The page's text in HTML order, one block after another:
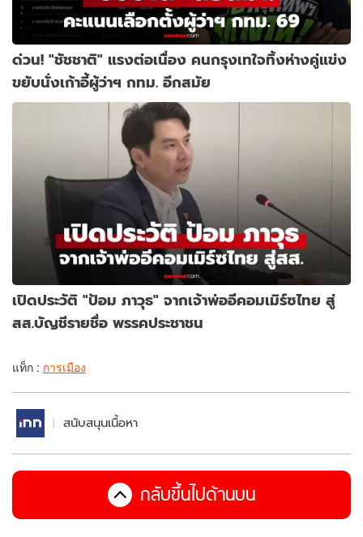
ด่วน! "ชัชชาติ" แรงต่อเนื่อง คนกรุงเทใจทิ้งห่างคู่แข่ง
ขยับนั่งเก้าอี้ผู้ว่าฯ กทม. อีกสมัย
เปิดประวัติ "ป้อม ภาวุธ" จากเจ้าพ่ออีคอมเมิร์ซไทย สู่
สส.บัญชีรายชื่อ พรรคประชาชน
แท็ก : การเมือง
สนับสนุนเนื้อหา
กลับขึ้นไปด้านบน